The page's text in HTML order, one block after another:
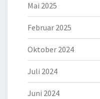
Mai 2025
Februar 2025
Oktober 2024
Juli 2024
Juni 2024